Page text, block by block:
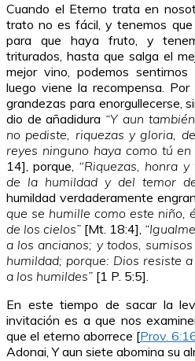
Cuando el Eterno trata en
trato no es fácil, y tenemos que
para que haya fruto, y
triturados, hasta que salga el
mejor vino, podemos
luego viene la recompensa. Por
grandezas para enorgullecerse,
dio de añadidura “Y aun
no pediste, riquezas y gloria,
reyes ninguno haya como tú en
14], porque, “Riquezas, honra y
de la humildad y del temor
humildad verdaderamente
que se humille como este niño,
de los cielos” [Mt. 18:4],
a los ancianos; y todos,
humildad; porque: Dios resiste
a los humildes” [1 P. 5:5].
En este tiempo de sacar la
invitación es a que nos
que el eterno aborrece [Prov.
Adonai, Y aun siete abomina su